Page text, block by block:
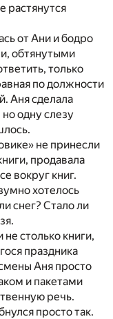
растянутся
от Ани и бодро
обтянутыми
только
по должности
Аня сделала
одну слезу
не принесли
продавала
вокруг книг.
хотелось
снег? Стало ли
столько книги,
праздника
Аня просто
и пакетами
речь.
просто так.